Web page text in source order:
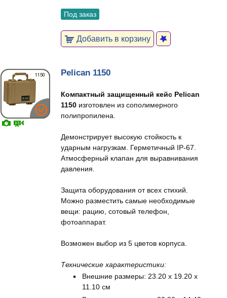
Под заказ
Добавить в корзину
Pelican 1150
Компактный защищенный кейс Pelican
1150 изготовлен из сополимерного
полипропилена.
Демонстрирует высокую стойкость к
ударным нагрузкам. Герметичный IP-67.
Атмосферный клапан для выравнивания
давления.
Защита оборудования от всех стихий.
Можно разместить самые необходимые
вещи: рацию, сотовый телефон,
фотоаппарат.
Возможен выбор из 5 цветов корпуса.
Технические характеристики:
Внешние размеры: 23.20 x 19.20 x
11.10 см